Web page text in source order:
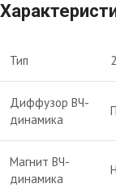
Тип
Диффузор ВЧ-
динамика
Магнит ВЧ-
динамика